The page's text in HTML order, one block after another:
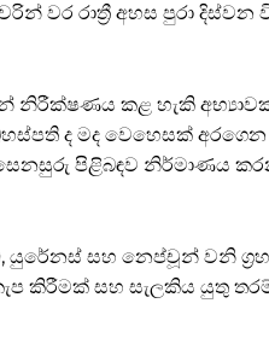
රාත්‍රී අහස පුරා දිස්වන
නිරීක්ෂණය කළ හැකි
ද මද වෙහෙසක්
පිළිබඳව නිර්මාණය
යුරේනස් සහ නෙප්චූන් වනි
කිරීමක් සහ සැලකිය යුතු